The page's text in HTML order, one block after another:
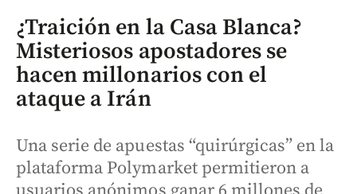
¿Traición en la Casa Blanca?
Misteriosos apostadores se
hacen millonarios con el
ataque a Irán
Una serie de apuestas “quirúrgicas” en la
plataforma Polymarket permitieron a